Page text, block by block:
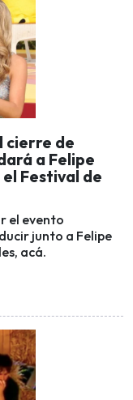
cierre de
a Felipe
Festival de
el evento
junto a Felipe
acá.